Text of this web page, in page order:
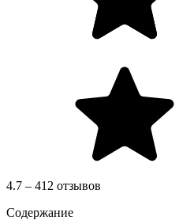
4.7 – 412 отзывов
Содержание